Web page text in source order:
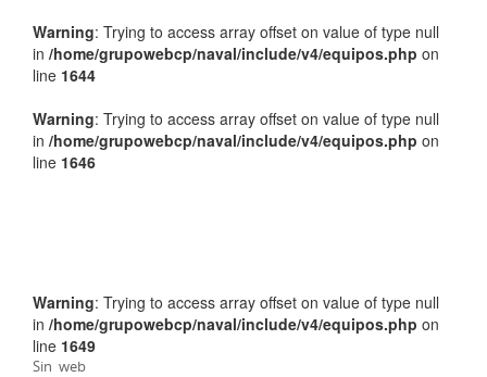
Warning: Trying to access array offset on value of type null
in /home/grupowebcp/naval/include/v4/equipos.php on
line 1644
Warning: Trying to access array offset on value of type null
in /home/grupowebcp/naval/include/v4/equipos.php on
line 1646
Warning: Trying to access array offset on value of type null
in /home/grupowebcp/naval/include/v4/equipos.php on
line 1649
Sin web